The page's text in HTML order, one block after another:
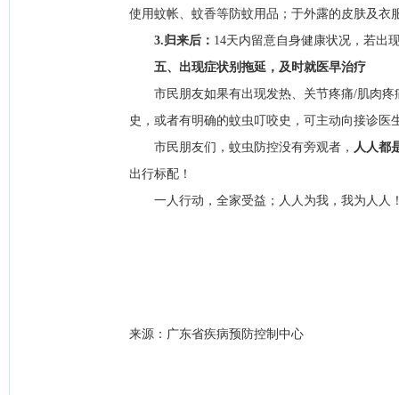
使用蚊帐、蚊香等防蚊用品；于外露的皮肤及
3.归来后： 14天内留意自身健康状况，若出
五、出现症状别拖延，及时就医早治疗
市民朋友如果有出现发热、关节疼痛/肌肉疼
史，或者有明确的蚊虫叮咬史，可主动向接诊医
市民朋友们，蚊虫防控没有旁观者， 人人都
出行标配！
一人行动，全家受益；人人为我，我为人人
来源：广东省疾病预防控制中心